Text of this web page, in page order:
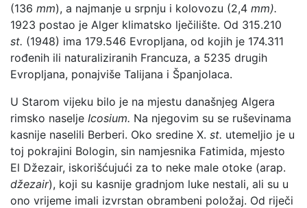
(136 mm), a najmanje u srpnju i kolovozu (2,4 mm).
1923 postao je Alger klimatsko lječilište. Od 315.210
st. (1948) ima 179.546 Evropljana, od kojih je 174.311
rođenih ili naturaliziranih Francuza, a 5235 drugih
Evropljana, ponajviše Talijana i Španjolaca.
U Starom vijeku bilo je na mjestu današnjeg Algera
rimsko naselje Icosium. Na njegovim su se ruševinama
kasnije naselili Berberi. Oko sredine X. st. utemeljio je u
toj pokrajini Bologin, sin namjesnika Fatimida, mjesto
El Džezair, iskorišćujući za to neke male otoke (arap.
džezair), koji su kasnije gradnjom luke nestali, ali su u
ono vrijeme imali izvrstan obrambeni položaj. Od riječi